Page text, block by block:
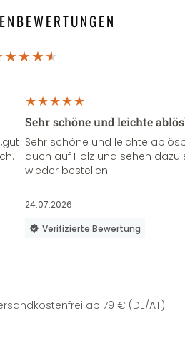
Sehr schöne und leichte
Sehr schöne und leichte
auch auf Holz und sehen
wieder bestellen.
24.07.2026
Verifizierte Bewertung
ab 79 € (DE/AT) |